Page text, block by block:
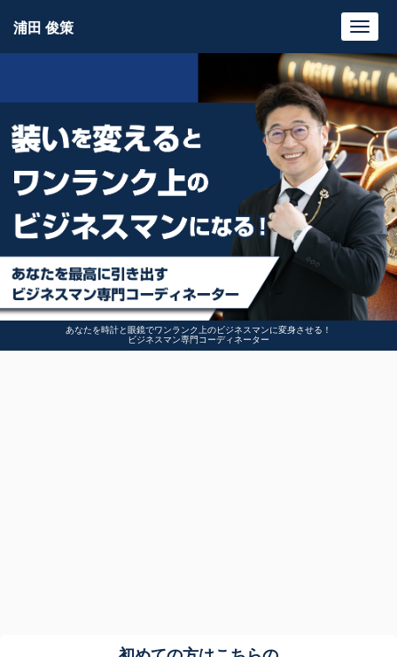
あなたを時計と眼鏡でワンランク上のビジネスマンに変身させる！
ビジネスマン専門コーディネーター
浦田 俊策